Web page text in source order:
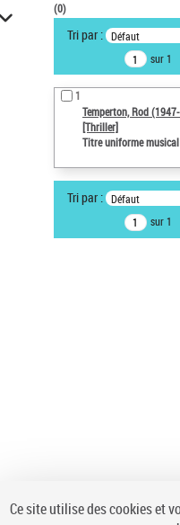
VOTRE RECHERCHE
Recherche avancée
notices d’autorité
Œuvres liées à l'auteur :
Temperton, Rod
Sauvegarder votre
AFFINER
Type de notice
(0)
Tri par : Défaut
sur 1
1
Temperton, Rod
[Thriller]
Titre uniforme musical
Tri par : Défaut
sur 1
Ce site utilise des cookies et